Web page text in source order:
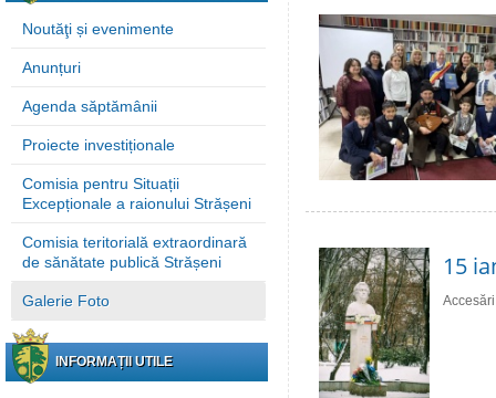
Noutăţi și evenimente
Anunțuri
Agenda săptămânii
Proiecte investiționale
Comisia pentru Situații
Excepționale a raionului Strășeni
Comisia teritorială extraordinară
de sănătate publică Strășeni
Galerie Foto
INFORMAȚII UTILE
15